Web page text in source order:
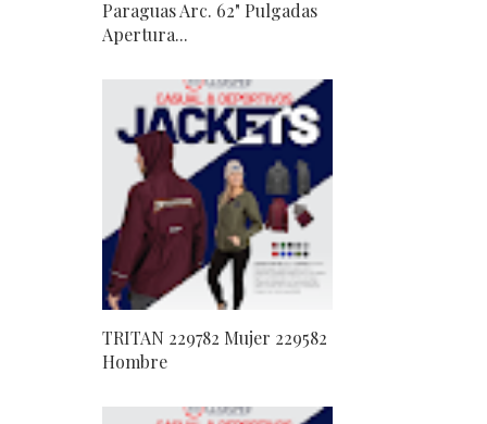
Paraguas Arc. 62" Pulgadas
Apertura...
TRITAN 229782 Mujer 229582
Hombre